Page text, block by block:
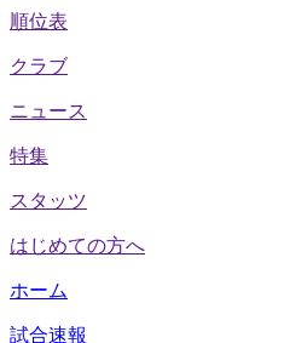
順位表
クラブ
ニュース
特集
スタッツ
はじめての方へ
ホーム
試合速報